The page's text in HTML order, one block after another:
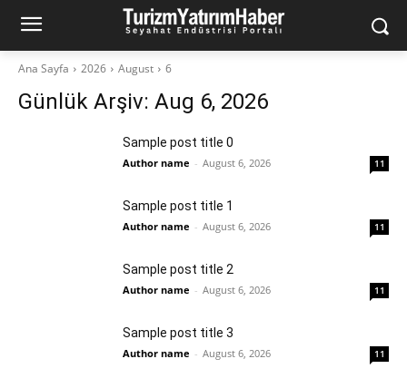
Ana Sayfa 2026 August 6
Günlük Arşiv: Aug 6, 2026
Sample post title 0
Author name - August 6, 2026 11
Sample post title 1
Author name - August 6, 2026 11
Sample post title 2
Author name - August 6, 2026 11
Sample post title 3
Author name - August 6, 2026 11